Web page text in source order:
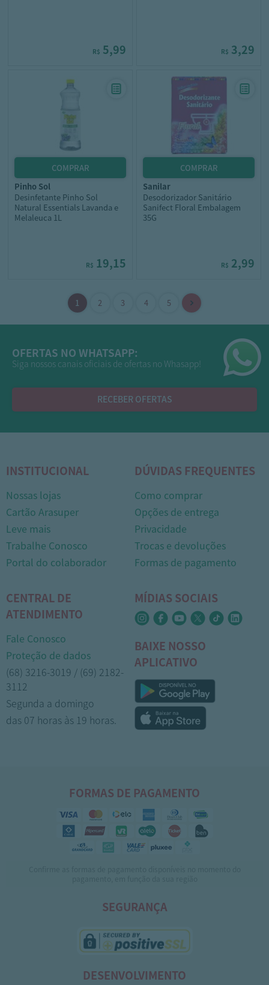
R$ 5,99 R$ 3,29
pinho sol
Desinfetante Pinho Sol
Natural Essentials Lavanda e
Melaleuca 1L
R$ 19,15
sanilar
Desodorizador Sanitário
Sanifect Floral Embalagem
35G
R$ 2,99
OFERTAS NO WHATSAPP:
Siga nossos canais oficiais de ofertas no Whasapp!
RECEBER OFERTAS
INSTITUCIONAL
Nossas lojas
Cartão Arasuper
Leve mais
Trabalhe Conosco
Portal do colaborador
DÚVIDAS FREQUENTES
Como comprar
Opções de entrega
Privacidade
Trocas e devoluções
Formas de pagamento
CENTRAL DE
ATENDIMENTO
Fale Conosco
Proteção de dados
(68) 3216-3019 / (69) 2182-
3112
Segunda a domingo
das 07 horas às 19 horas.
MÍDIAS SOCIAIS
BAIXE NOSSO
APLICATIVO
FORMAS DE PAGAMENTO
SEGURANÇA
DESENVOLVIMENTO